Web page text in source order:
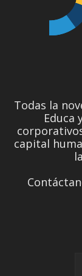
Todas la
Educa
capital